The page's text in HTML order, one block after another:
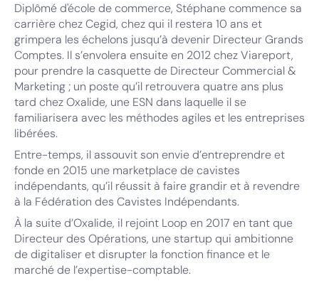
Diplômé d'école de commerce, Stéphane commence sa
carrière chez Cegid, chez qui il restera 10 ans et
grimpera les échelons jusqu’à devenir Directeur Grands
Comptes. Il s’envolera ensuite en 2012 chez Viareport,
pour prendre la casquette de Directeur Commercial &
Marketing ; un poste qu’il retrouvera quatre ans plus
tard chez Oxalide, une ESN dans laquelle il se
familiarisera avec les méthodes agiles et les entreprises
libérées.
Entre-temps, il assouvit son envie d’entreprendre et
fonde en 2015 une marketplace de cavistes
indépendants, qu’il réussit à faire grandir et à revendre
à la Fédération des Cavistes Indépendants.
À la suite d’Oxalide, il rejoint Loop en 2017 en tant que
Directeur des Opérations, une startup qui ambitionne
de digitaliser et disrupter la fonction finance et le
marché de l’expertise-comptable.